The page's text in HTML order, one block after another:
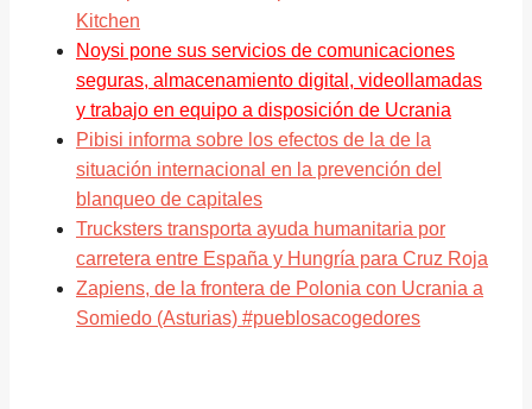
Kitchen
Noysi pone sus servicios de comunicaciones
seguras, almacenamiento digital, videollamadas
y trabajo en equipo a disposición de Ucrania
Pibisi informa sobre los efectos de la de la
situación internacional en la prevención del
blanqueo de capitales
Trucksters transporta ayuda humanitaria por
carretera entre España y Hungría para Cruz Roja
Zapiens, de la frontera de Polonia con Ucrania a
Somiedo (Asturias) #pueblosacogedores